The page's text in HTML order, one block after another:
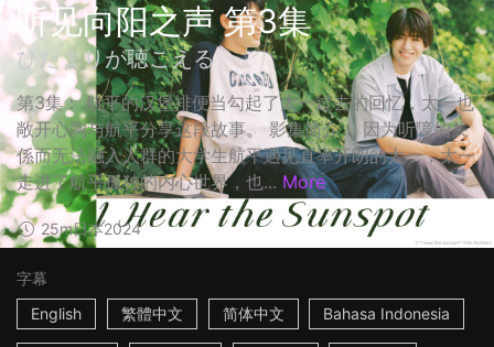
听见向阳之声 第3集
ひだまりが聴こえる
第3集： 航平的汉堡排便当勾起了太一过去的回忆，太一也
敞开心胸与航平分享这段故事。 影集简介： 因为听障的关
係而无法融入人群的大学生航平遇见直率开朗的太一，太一
走进了航平孤独的内心世界，也... More
25m日本2024
字幕
English
繁體中文 简体中文 Bahasa Indonesia